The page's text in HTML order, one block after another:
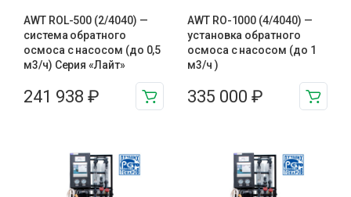
AWT ROL-500 (2/4040) —
система обратного
осмоса с насосом (до 0,5
м3/ч) Серия «Лайт»
241 938 ₽
AWT RO-1000 (4/4040) —
установка обратного
осмоса с насосом (до 1
м3/ч )
335 000 ₽